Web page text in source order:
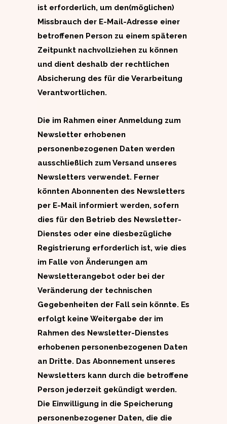
ist erforderlich, um den(möglichen)
Missbrauch der E-Mail-Adresse einer
betroffenen Person zu einem späteren
Zeitpunkt nachvollziehen zu können
und dient deshalb der rechtlichen
Absicherung des für die Verarbeitung
Verantwortlichen.
Die im Rahmen einer Anmeldung zum
Newsletter erhobenen
personenbezogenen Daten werden
ausschließlich zum Versand unseres
Newsletters verwendet. Ferner
könnten Abonnenten des Newsletters
per E-Mail informiert werden, sofern
dies für den Betrieb des Newsletter-
Dienstes oder eine diesbezügliche
Registrierung erforderlich ist, wie dies
im Falle von Änderungen am
Newsletterangebot oder bei der
Veränderung der technischen
Gegebenheiten der Fall sein könnte. Es
erfolgt keine Weitergabe der im
Rahmen des Newsletter-Dienstes
erhobenen personenbezogenen Daten
an Dritte. Das Abonnement unseres
Newsletters kann durch die betroffene
Person jederzeit gekündigt werden.
Die Einwilligung in die Speicherung
personenbezogener Daten, die die